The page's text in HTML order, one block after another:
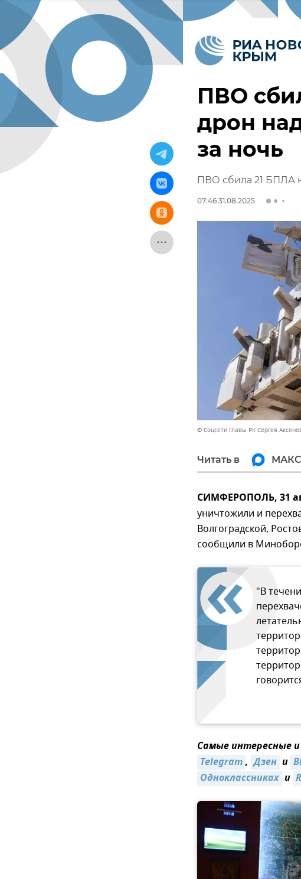
ПВО
дрон
за ночь
ПВО сбила 21 БПЛА
07:46 31.08.2025
© Соцсети главы РК Сергея
Читать в МАКС
СИМФЕРОПОЛЬ, 31
уничтожили и
Волгоградской,
сообщили в
"В
Самые интересные
Telegram, Дзен и
Одноклассниках и